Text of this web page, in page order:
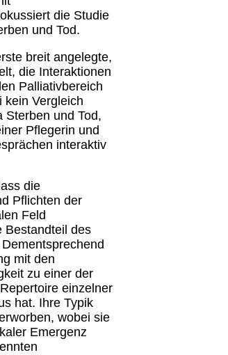
die Studie
und Tod.
breit angelegte,
die Interaktionen
Palliativbereich
kein Vergleich
Sterben und Tod,
Pflegerin und
interaktiv
die
Pflichten der
Feld
Bestandteil des
mit den
zu einer der
einzelner
hat. Ihre Typik
wobei sie
Emergenz